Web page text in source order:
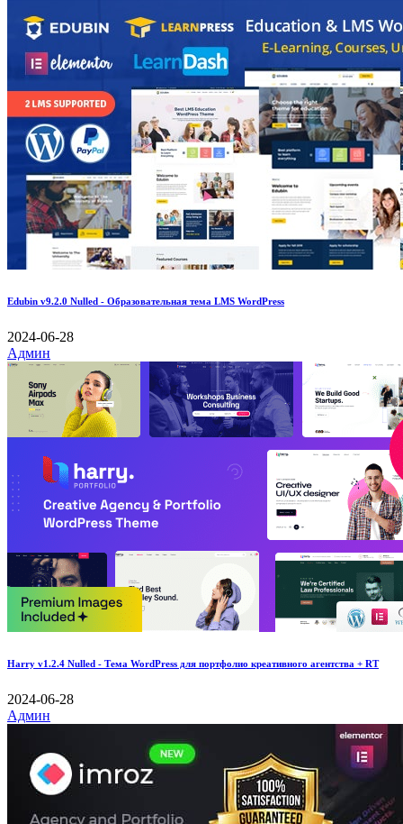
Edubin v9.2.0 Nulled - Образовательная тема LMS WordPress
2024-06-28
Админ
Harry v1.2.4 Nulled - Тема WordPress для портфолио креативного агентства + RT
2024-06-28
Админ